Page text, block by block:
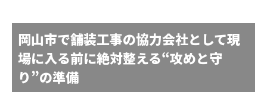
岡山市で舗装工事の協力会社として現
場に入る前に絶対整える“攻めと守
り”の準備